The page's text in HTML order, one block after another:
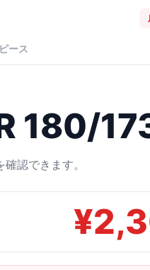
ース
180/
認できます。
¥